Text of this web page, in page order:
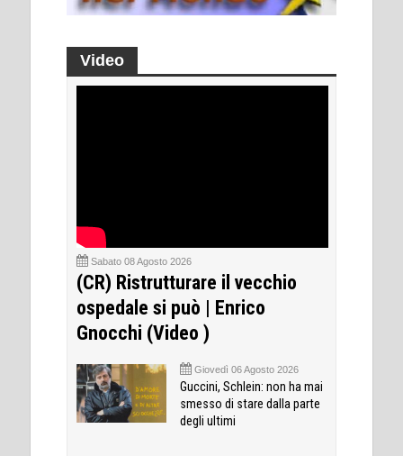
Video
Sabato 08 Agosto 2026
(CR) Ristrutturare il vecchio
ospedale si può | Enrico
Gnocchi (Video )
Giovedì 06 Agosto 2026
Guccini, Schlein: non ha mai
smesso di stare dalla parte
degli ultimi